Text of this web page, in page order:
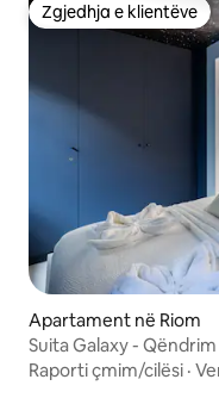
Zgjedhja e klientëve
Zgjedhja e klientëve
Apartament në Riom
Suita Galaxy -
Raporti çmim/cilësi ·